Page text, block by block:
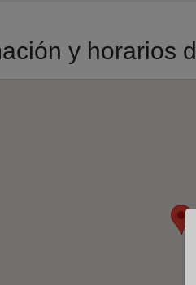
y horarios